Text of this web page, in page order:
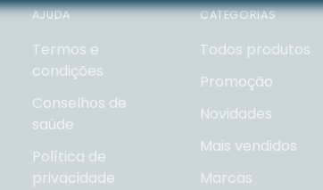
AJUDA
Termos e
condições
Conselhos de
saúde
Política de
privacidade
CATEGORIAS
Todos produtos
Promoção
Novidades
Mais vendidos
Marcas